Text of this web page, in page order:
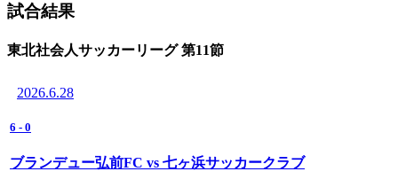
試合結果
東北社会人サッカーリーグ 第11節
2026.6.28
6 - 0
ブランデュー弘前FC vs 七ヶ浜サッカークラブ